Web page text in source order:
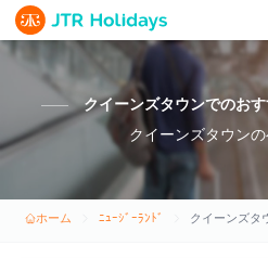
クイーンズタウンでのお
クイーンズタウン
ホーム ﾆｭｰｼﾞｰﾗﾝﾄﾞ クイーンズタ